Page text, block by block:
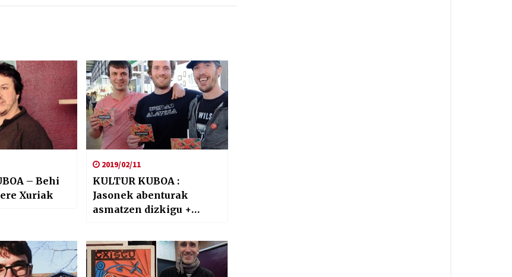
– Behi
Xuriak
2019/02/11
KULTUR KUBOA :
Jasonek abenturak
asmatzen dizkigu +
ibarrako langostinoen
musika pikantea